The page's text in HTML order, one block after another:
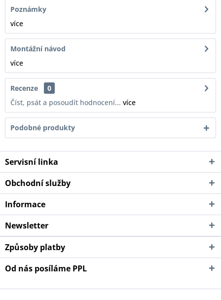
Poznámky
více
Montážní návod
více
Recenze
0
Číst, psát a posoudít hodnocení... více
Podobné produkty
Servisní linka
Obchodní služby
Informace
Newsletter
Způsoby platby
Od nás posíláme PPL